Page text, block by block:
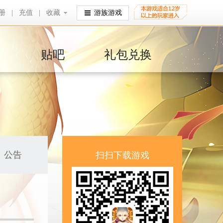
充值 收藏
收藏 游族游戏
贴吧 礼包兑换
公告 扫扫下载游戏